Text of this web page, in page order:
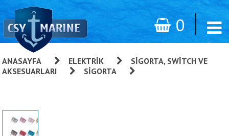
0
ANASAYFA ELEKTRIK
SIGORTA, SWITCH VE
AKSESUARLARI
SIGORTA